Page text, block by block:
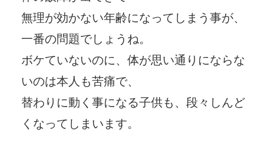
無理が効かない年齢になってしまう事が、
一番の問題でしょうね。
ボケていないのに、体が思い通りにならな
いのは本人も苦痛で、
替わりに動く事になる子供も、段々しんど
くなってしまいます。